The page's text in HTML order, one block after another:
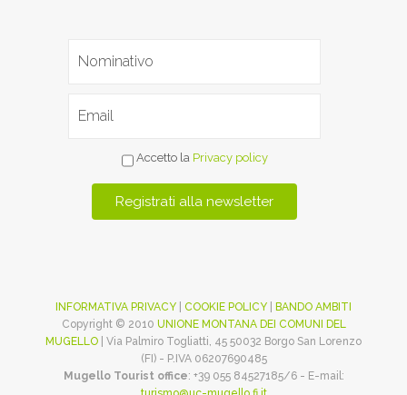
Accetto la Privacy policy
INFORMATIVA PRIVACY COOKIE POLICY
BANDO AMBITI
Copyright © 2010 UNIONE MONTANA DEI COMUNI DEL
MUGELLO | Via Palmiro Togliatti, 45 50032 Borgo San Lorenzo
(FI) - P.IVA 06207690485
Mugello Tourist office: +39 055 84527185/6 - E-mail: